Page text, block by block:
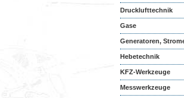
Drucklufttechnik
Gase
Generatoren,
Hebetechnik
KFZ-Werkzeuge
Messwerkzeuge